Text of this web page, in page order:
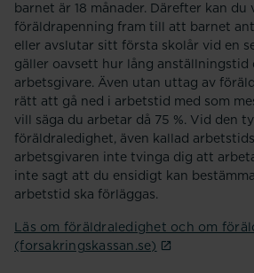
barnet är 18 månader. Därefter kan du
föräldrapenning fram till att barnet
eller avslutar sitt första skolår vid en
gäller oavsett hur lång anställningstid
arbetsgivare. Även utan uttag av
rätt att gå ned i arbetstid med som
vill säga du arbetar då 75 %. Vid den
föräldraledighet, även kallad
arbetsgivaren inte tvinga dig att
inte sagt att du ensidigt kan
arbetstid ska förläggas.
Läs om föräldraledighet och om
(forsakringskassan.se)